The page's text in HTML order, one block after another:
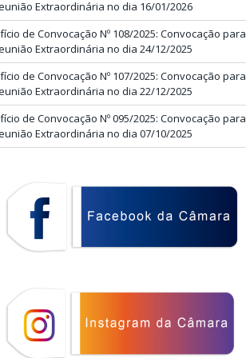
Extraordinária no dia 16/01/2026
de Convocação Nº 108/2025: Convocação para
Extraordinária no dia 24/12/2025
de Convocação Nº 107/2025: Convocação para
Extraordinária no dia 22/12/2025
de Convocação Nº 095/2025: Convocação para
Extraordinária no dia 07/10/2025